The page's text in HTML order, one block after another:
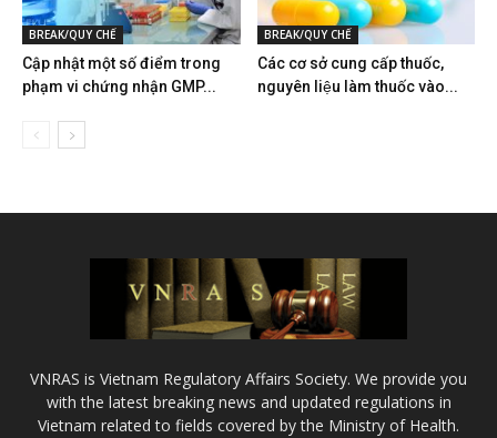
BREAK/QUY CHẾ
Cập nhật một số điểm trong
phạm vi chứng nhận GMP...
BREAK/QUY CHẾ
Các cơ sở cung cấp thuốc,
nguyên liệu làm thuốc vào...
VNRAS is Vietnam Regulatory Affairs Society. We provide you
with the latest breaking news and updated regulations in
Vietnam related to fields covered by the Ministry of Health.